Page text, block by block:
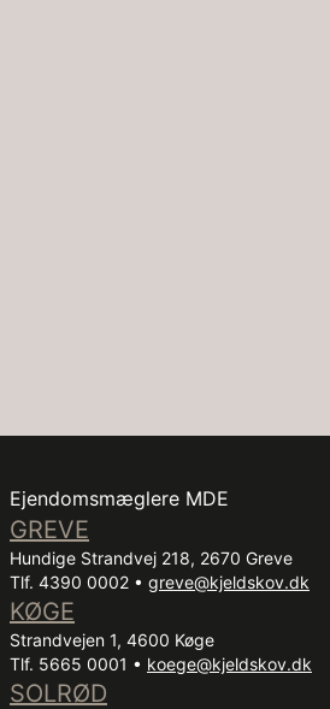
Ejendomsmæglere MDE
GREVE
Hundige Strandvej 218, 2670 Greve
Tlf. 4390 0002 • greve@kjeldskov.dk
KØGE
Strandvejen 1, 4600 Køge
Tlf. 5665 0001 • koege@kjeldskov.dk
SOLRØD